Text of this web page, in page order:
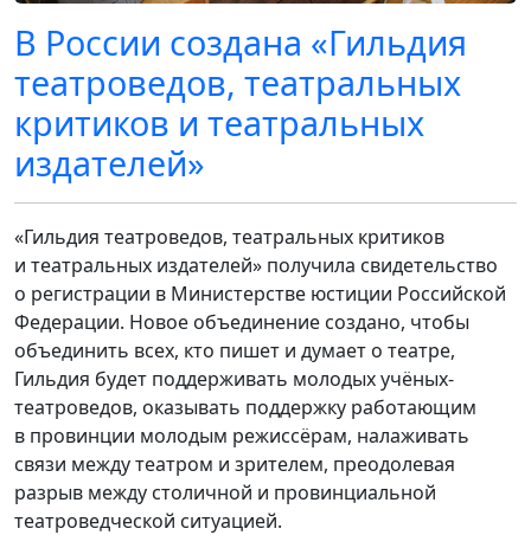
В России создана «Гильдия
театроведов, театральных
критиков и театральных
издателей»
«Гильдия театроведов, театральных критиков
и театральных издателей» получила свидетельство
о регистрации в Министерстве юстиции Российской
Федерации. Новое объединение создано, чтобы
объединить всех, кто пишет и думает о театре,
Гильдия будет поддерживать молодых учёных-
театроведов, оказывать поддержку работающим
в провинции молодым режиссёрам, налаживать
связи между театром и зрителем, преодолевая
разрыв между столичной и провинциальной
театроведческой ситуацией.